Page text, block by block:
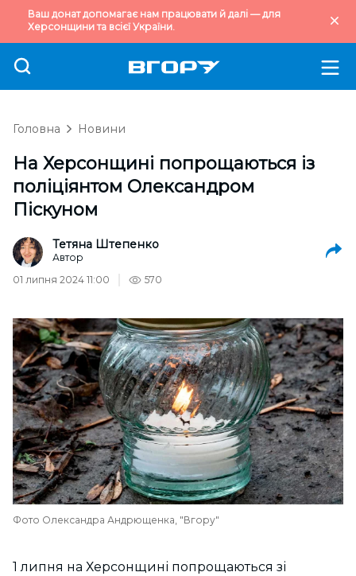
Ваш донат допомагає нам працювати й далі — для
Херсонщини та всієї України.
Головна Новини
На Херсонщині попрощаються із
поліціянтом Олександром
Піскуном
Тетяна Штепенко
Автор
01 липня 2024 11:00
570
Фото Олександра Андрющенка, "Вгору"
1 липня на Херсонщині попрощаються зі